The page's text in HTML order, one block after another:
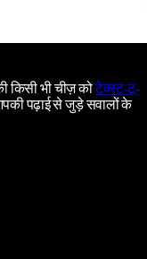
किसी भी चीज़ कोटेक्स्ट-टू-
पढ़ाई से जुड़े सवालों के